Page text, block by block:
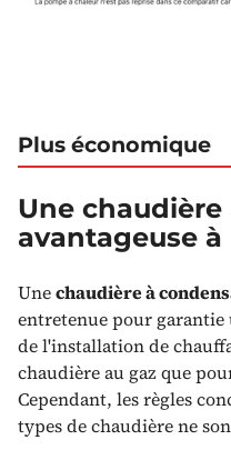
Plus économique
Une chaudière
avantageuse
Unechaudière à
entretenue pour
de l'installation de
chaudière au gaz que
Cependant, les règles
types de chaudière ne